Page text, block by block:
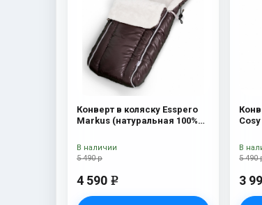
Конверт в коляску Esspero
Markus (натуральная 100%
5 490 р
4 590 e
В наличии
5 490
3
В